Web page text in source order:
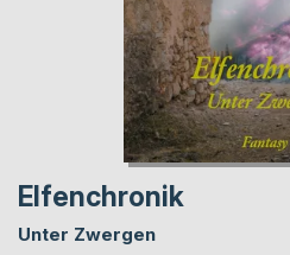
Elfenchronik
Unter Zwergen